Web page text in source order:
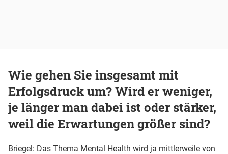
Wie gehen Sie insgesamt mit
Erfolgsdruck um? Wird er weniger,
je länger man dabei ist oder stärker,
weil die Erwartungen größer sind?
Briegel: Das Thema Mental Health wird ja mittlerweile von